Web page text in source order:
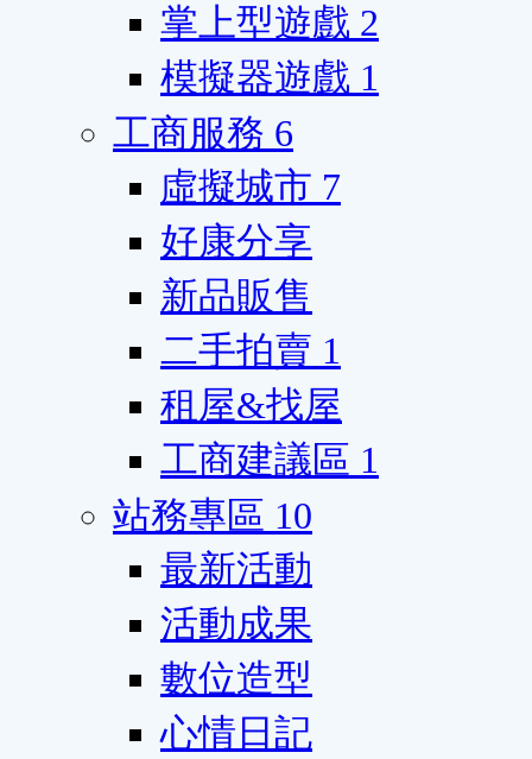
掌上型遊戲 2
模擬器遊戲 1
工商服務 6
虛擬城市 7
好康分享
新品販售
二手拍賣 1
租屋&找屋
工商建議區 1
站務專區 10
最新活動
活動成果
數位造型
心情日記